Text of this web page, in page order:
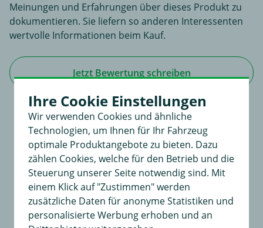
Meinungen und Erfahrungen über dieses Produkt zu
dokumentieren. Sie liefern so anderen Interessenten
wertvolle Informationen beim Kauf.
Jetzt Bewertung schreiben
Für dieses Produkt existiert noch keine
Bewertung
An dieser Stelle haben Sie die Möglichkeit, Ihre
Meinungen und Erfahrungen über dieses Produkt zu
dokumentieren.
Sie liefern so anderen Interessenten wertvolle
Ihre Cookie Einstellungen
Wir verwenden Cookies und ähnliche
Technologien, um Ihnen für Ihr Fahrzeug
optimale Produktangebote zu bieten. Dazu
zählen Cookies, welche für den Betrieb und die
Steuerung unserer Seite notwendig sind. Mit
einem Klick auf "Zustimmen" werden
zusätzliche Daten für anonyme Statistiken und
personalisierte Werbung erhoben und an